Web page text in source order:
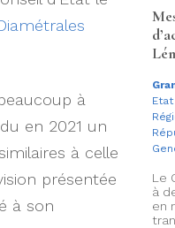
à
en 2021 un
à celle
présentée
à son
Le
à
en